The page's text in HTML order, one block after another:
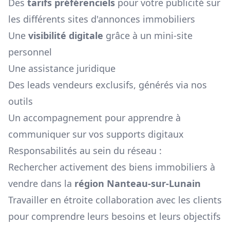
Des tarifs préférenciels pour votre publicité sur
les différents sites d'annonces immobiliers
Une visibilité digitale grâce à un mini-site
personnel
Une assistance juridique
Des leads vendeurs exclusifs, générés via nos
outils
Un accompagnement pour apprendre à
communiquer sur vos supports digitaux
Responsabilités au sein du réseau :
Rechercher activement des biens immobiliers à
vendre dans la région Nanteau-sur-Lunain
Travailler en étroite collaboration avec les clients
pour comprendre leurs besoins et leurs objectifs